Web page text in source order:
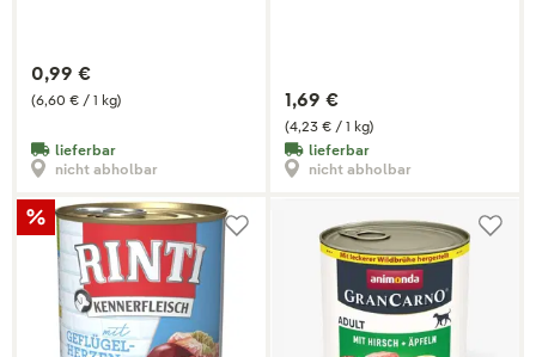
(6,60 € / 1 kg)
0,99 €
lieferbar
nicht abholbar
(4,23 € / 1 kg)
1,69 €
lieferbar
nicht abholbar